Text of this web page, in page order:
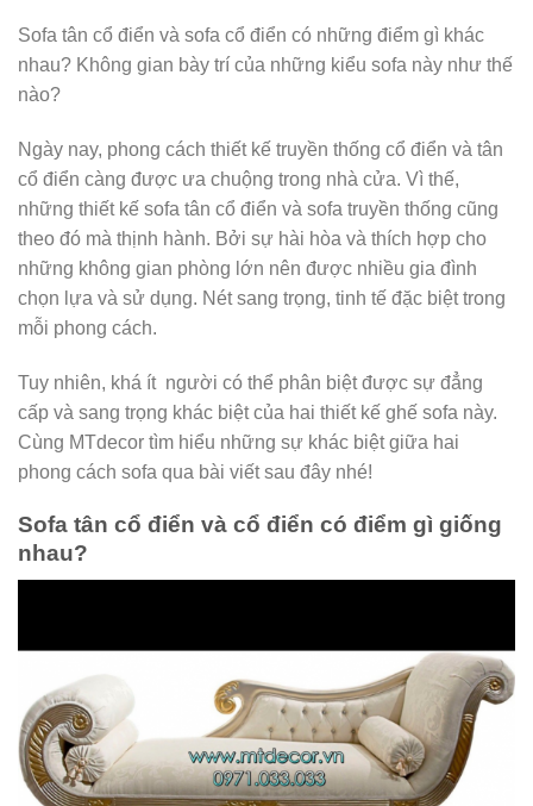
Sofa tân cổ điển và sofa cổ điển có những điểm gì khác
nhau? Không gian bày trí của những kiểu sofa này như thế
nào?
Ngày nay, phong cách thiết kế truyền thống cổ điển và tân
cổ điển càng được ưa chuộng trong nhà cửa. Vì thế,
những thiết kế sofa tân cổ điển và sofa truyền thống cũng
theo đó mà thịnh hành. Bởi sự hài hòa và thích hợp cho
những không gian phòng lớn nên được nhiều gia đình
chọn lựa và sử dụng. Nét sang trọng, tinh tế đặc biệt trong
mỗi phong cách.
Tuy nhiên, khá ít người có thể phân biệt được sự đẳng
cấp và sang trọng khác biệt của hai thiết kế ghế sofa này.
Cùng MTdecor tìm hiểu những sự khác biệt giữa hai
phong cách sofa qua bài viết sau đây nhé!
Sofa tân cổ điển và cổ điển có điểm gì giống
nhau?